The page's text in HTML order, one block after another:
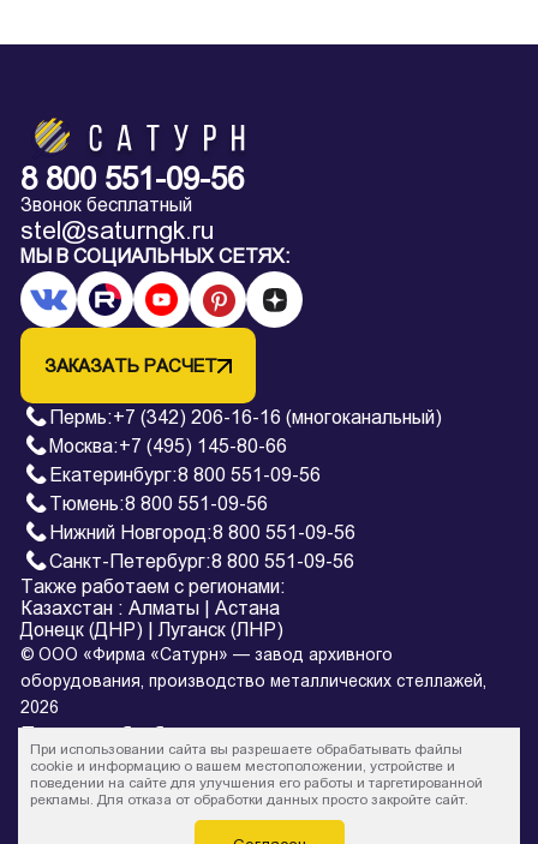
8 800 551-09-56
Звонок бесплатный
stel@saturngk.ru
МЫ В СОЦИАЛЬНЫХ СЕТЯХ:
ЗАКАЗАТЬ РАСЧЕТ
Пермь:+7 (342) 206-16-16 (многоканальный)
Москва:+7 (495) 145-80-66
Екатеринбург:8 800 551-09-56
Тюмень:8 800 551-09-56
Нижний Новгород:8 800 551-09-56
Санкт-Петербург:8 800 551-09-56
Также работаем с регионами:
Казахстан : Алматы
Астана
Донецк (ДНР)
Луганск (ЛНР)
© ООО «Фирма «Сатурн» — завод архивного
оборудования, производство металлических стеллажей,
2026
Политика обработки персональных данных
* Все цены на сайте в процессе обновления и не являются
офертой.
При использовании сайта вы разрешаете обрабатывать файлы
cookie и информацию о вашем местоположении, устройстве и
поведении на сайте для улучшения его работы и таргетированной
рекламы. Для отказа от обработки данных просто закройте сайт.